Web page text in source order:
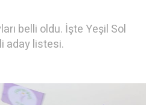
belli oldu. İşte Yeşil Sol
aday listesi.